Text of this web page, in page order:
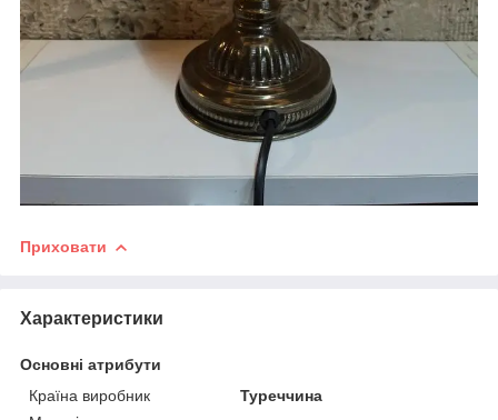
Приховати
Характеристики
Основні атрибути
Країна виробник
Туреччина